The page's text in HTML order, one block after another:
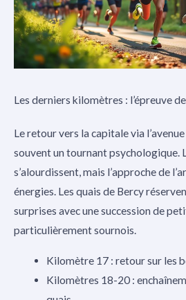
Les derniers kilomètres : l’épreuve
Le retour vers la capitale via
souvent un tournant psychologique.
s’alourdissent, mais l’approche de
énergies. Les quais de Bercy
surprises avec une succession de
particulièrement sournois.
Kilomètre 17 : retour sur les
Kilomètres 18-20 :